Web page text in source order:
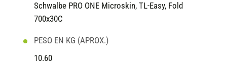
Schwalbe PRO ONE Microskin, TL-Easy, Fold
700x30C
PESO EN KG (APROX.)
10.60